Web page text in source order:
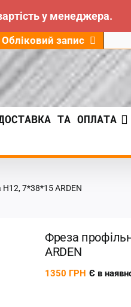
у менеджера.
Обліковий запис
ТА ОПЛАТА
7*38*15 ARDEN
Фреза
ARDEN
1350 ГРН Є в